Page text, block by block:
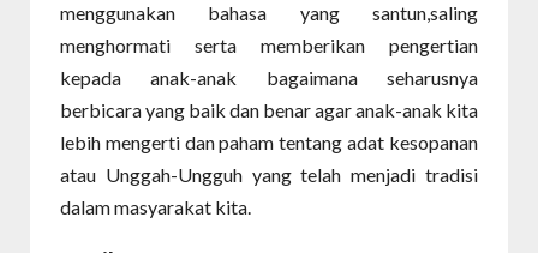
menggunakan bahasa yang santun,saling
menghormati serta memberikan pengertian
kepada anak-anak bagaimana seharusnya
berbicara yang baik dan benar agar anak-anak kita
lebih mengerti dan paham tentang adat kesopanan
atau Unggah-Ungguh yang telah menjadi tradisi
dalam masyarakat kita.